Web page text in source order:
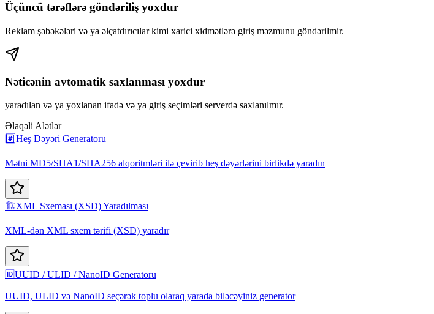
Üçüncü tərəflərə göndəriliş yoxdur
Reklam şəbəkələri və ya əlçatdırıcılar kimi xarici xidmətlərə giriş məzmunu göndərilmir.
Nəticənin avtomatik saxlanması yoxdur
yaradılan və ya yoxlanan ifadə və ya giriş seçimləri serverdə saxlanılmır.
Əlaqəli Alətlər
#️⃣ Heş Dəyəri Generatoru
Mətni MD5/SHA1/SHA256 alqoritmləri ilə çevirib heş dəyərlərini birlikdə yaradın
🏗️XML Sxeması (XSD) Yaradılması
XML-dən XML sxem tərifi (XSD) yaradır
🆔UUID / ULID / NanoID Generatoru
UUID, ULID və NanoID seçərək toplu olaraq yarada biləcəyiniz generator